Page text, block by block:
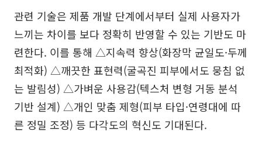
관련 기술은 제품 개발 단계에서부터 실제 사용자가
느끼는 차이를 보다 정확히 반영할 수 있는 기반도 마
련한다. 이를 통해 △지속력 향상(화장막 균일도·두께
최적화) △깨끗한 표현력(굴곡진 피부에서도 뭉침 없
는 발림성) △가벼운 사용감(텍스처 변형 거동 분석
기반 설계) △개인 맞춤 제형(피부 타입·연령대에 따
른 정밀 조정) 등 다각도의 혁신도 기대된다.